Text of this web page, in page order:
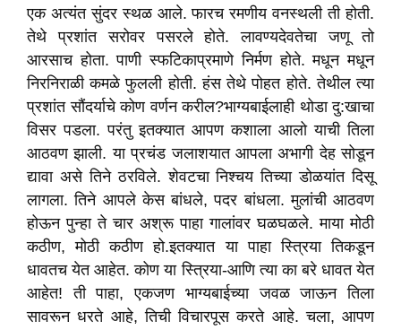
एक अत्यंत सुंदर स्थळ आले. फारच रमणीय वनस्थली ती होती.
तेथे प्रशांत सरोवर पसरले होते. लावण्यदेवतेचा जणू तो
आरसाच होता. पाणी स्फटिकाप्रमाणे निर्मण होते. मधून मधून
निरनिराळी कमळे फुलली होती. हंस तेथे पोहत होते. तेथील त्या
प्रशांत सौंदर्याचे कोण वर्णन करील?भाग्यबाईलाही थोडा दु:खाचा
विसर पडला. परंतु इतक्यात आपण कशाला आलो याची तिला
आठवण झाली. या प्रचंड जलाशयात आपला अभागी देह सोडून
द्यावा असे तिने ठरविले. शेवटचा निश्चय तिच्या डोळयांत दिसू
लागला. तिने आपले केस बांधले,पदर बांधला. मुलांची आठवण
होऊन पुन्हा ते चार अश्रू पाहा गालांवर घळघळले. माया मोठी
कठीण,मोठी कठीण हो.इतक्यात या पाहा स्त्रिया तिकडून
धावतच येत आहेत. कोण या स्त्रिया-आणि त्या का बरे धावत येत
आहेत! ती पाहा,एकजण भाग्यबाईच्या जवळ जाऊन तिला
सावरून धरते आहे,तिची विचारपूस करते आहे. चला, आपण